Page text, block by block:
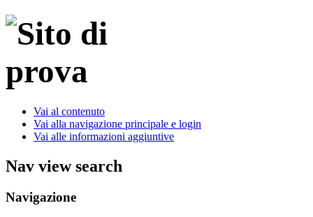
Vai al contenuto
Vai alla navigazione principale e login
Vai alle informazioni aggiuntive
Nav view search
Navigazione